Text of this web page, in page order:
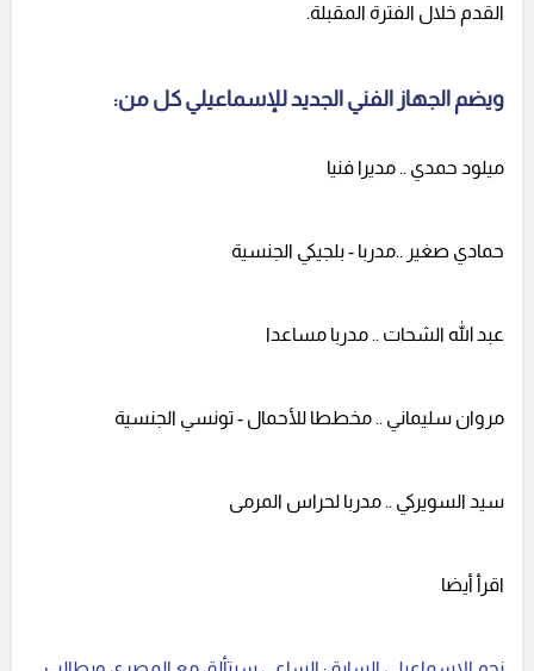
القدم خلال الفترة المقبلة.
ويضم الجهاز الفني الجديد للإسماعيلي كل من:
ميلود حمدي .. مديرا فنيا
حمادي صغير ..مدربا - بلجيكي الجنسية
عبد الله الشحات .. مدربا مساعدا
مروان سليماني .. مخططا للأحمال - تونسي الجنسية
سيد السويركي .. مدربا لحراس المرمى
اقرأ أيضا